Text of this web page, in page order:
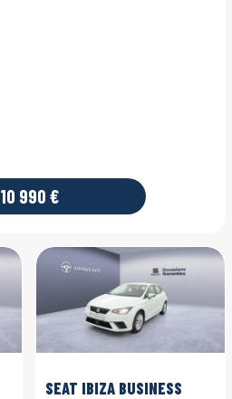
10 990 €
SEAT IBIZA BUSINESS